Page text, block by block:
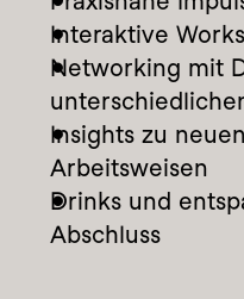
Interaktive
Networking mit
Insights zu
Arbeitsweisen
Drinks und
Abschluss